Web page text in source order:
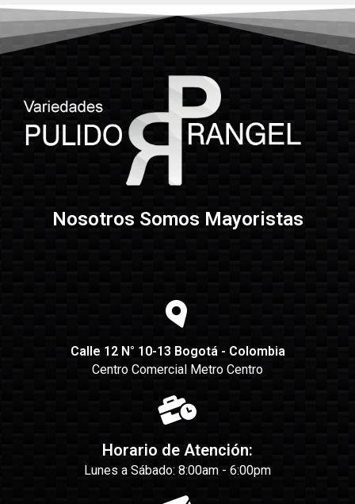
Nosotros Somos Mayoristas
Calle 12 N° 10-13 Bogotá - Colombia
Centro Comercial Metro Centro
Horario de Atención:
Lunes a Sábado: 8:00am - 6:00pm